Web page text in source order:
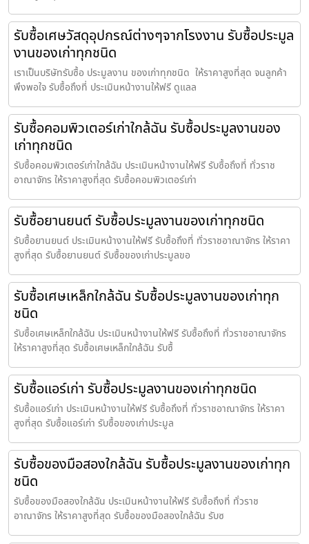
รับซื้อเศษวัสดุอุปกรณ์ต่างๆจากโรงงาน รับซื้อประมูล
งานของเก่าทุกชนิด
เราเป็นบริษัทรับซื้อ ประมูลงาน ของเก่าทุกชนิด ให้ราคาสูงที่สุด จนลูกค้า
พึงพอใจ รับซื้อถึงที่ ประเมินหน้างานให้ฟรี ดูแลล
รับซื้อคอมพิวเตอร์เก่าใกล้ฉัน รับซื้อประมูลงานของ
เก่าทุกชนิด
รับซื้อคอมพิวเตอร์เก่าใกล้ฉัน ประเมินหน้างานให้ฟรี รับซื้อถึงที่ ทั่วราช
อาณาจักร ให้ราคาสูงที่สุด รับซื้อคอมพิวเตอร์เก่า
รับซื้อยานยนต์ รับซื้อประมูลงานของเก่าทุกชนิด
รับซื้อยานยนต์ ประเมินหน้างานให้ฟรี รับซื้อถึงที่ ทั่วราชอาณาจักร ให้ราคา
สูงที่สุด รับซื้อยานยนต์ รับซื้อของเก่าประมูลขอ
รับซื้อเศษเหล็กใกล้ฉัน รับซื้อประมูลงานของเก่าทุก
ชนิด
รับซื้อเศษเหล็กใกล้ฉัน ประเมินหน้างานให้ฟรี รับซื้อถึงที่ ทั่วราชอาณาจักร
ให้ราคาสูงที่สุด รับซื้อเศษเหล็กใกล้ฉัน รับซื้
รับซื้อแอร์เก่า รับซื้อประมูลงานของเก่าทุกชนิด
รับซื้อแอร์เก่า ประเมินหน้างานให้ฟรี รับซื้อถึงที่ ทั่วราชอาณาจักร ให้ราคา
สูงที่สุด รับซื้อแอร์เก่า รับซื้อของเก่าประมูล
รับซื้อของมือสองใกล้ฉัน รับซื้อประมูลงานของเก่าทุก
ชนิด
รับซื้อของมือสองใกล้ฉัน ประเมินหน้างานให้ฟรี รับซื้อถึงที่ ทั่วราช
อาณาจักร ให้ราคาสูงที่สุด รับซื้อของมือสองใกล้ฉัน รับซ